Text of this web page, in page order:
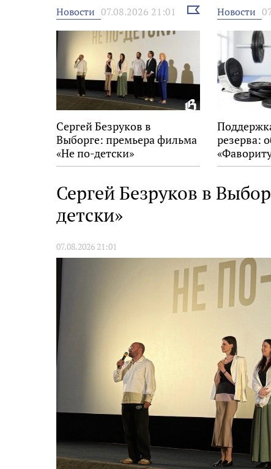
Новости 07.08.2026 21:01
Выбрать
новость
Сергей Безруков в
Выборге: премьера фильма
«Не по-детски»
Новости
резерва:
Сергей Безруков в
детски»
07.08.2026 21:01